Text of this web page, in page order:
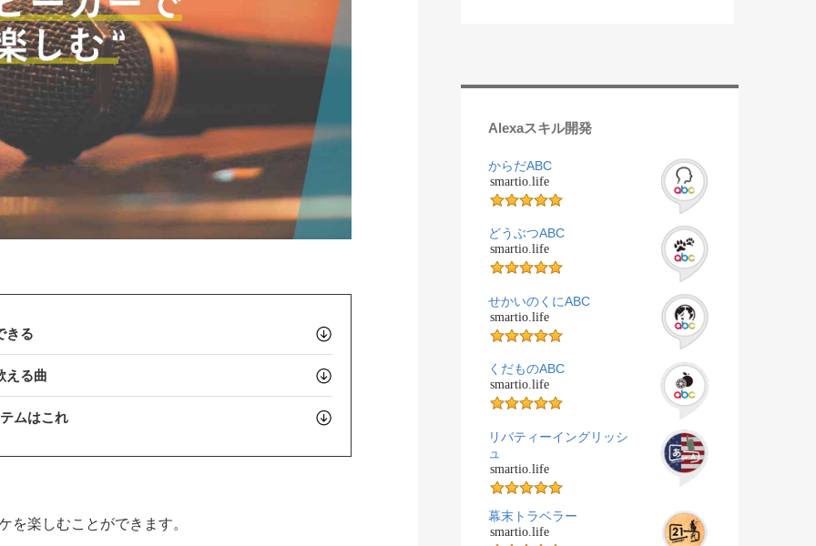
きる
える曲
ムはこれ
を楽しむことができます。
Alexaスキル開発
からだABC
smartio.life
どうぶつABC
smartio.life
せかいのくにABC
smartio.life
くだものABC
smartio.life
リバティーイングリッシ
ュ
smartio.life
幕末トラベラー
smartio.life